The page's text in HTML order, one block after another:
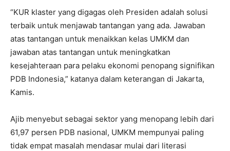
“KUR klaster yang digagas oleh Presiden adalah solusi
terbaik untuk menjawab tantangan yang ada. Jawaban
atas tantangan untuk menaikkan kelas UMKM dan
jawaban atas tantangan untuk meningkatkan
kesejahteraan para pelaku ekonomi penopang signifikan
PDB Indonesia,” katanya dalam keterangan di Jakarta,
Kamis.
Ajib menyebut sebagai sektor yang menopang lebih dari
61,97 persen PDB nasional, UMKM mempunyai paling
tidak empat masalah mendasar mulai dari literasi